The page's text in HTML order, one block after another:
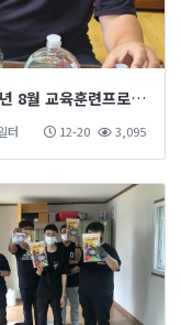
2021년 8월 교육훈련프로그램
터 12-20 3,095